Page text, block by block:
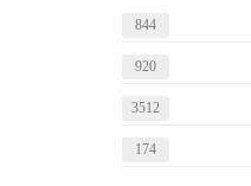
844
920
3512
174